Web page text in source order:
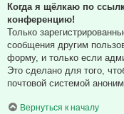
Когда я щёлкаю по
конференцию!
Только
сообщения другим
форму, и только если
Это сделано для того,
почтовой системой
Вернуться к началу